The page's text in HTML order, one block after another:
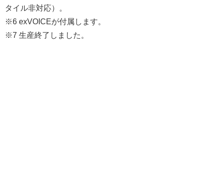
タイル非対応）。
※6 exVOICEが付属します。
※7 生産終了しました。